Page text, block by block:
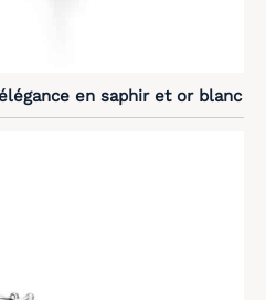
en saphir et or blanc